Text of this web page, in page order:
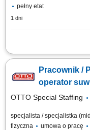
pełny etat
1 dni
Zakres obowiązków:
tras i klientów; zgłaszanie i
Wymagania:
Pracownik /
operator
OTTO Special Staffing
specjalista / specjalistka
fizyczna
umowa o pracę